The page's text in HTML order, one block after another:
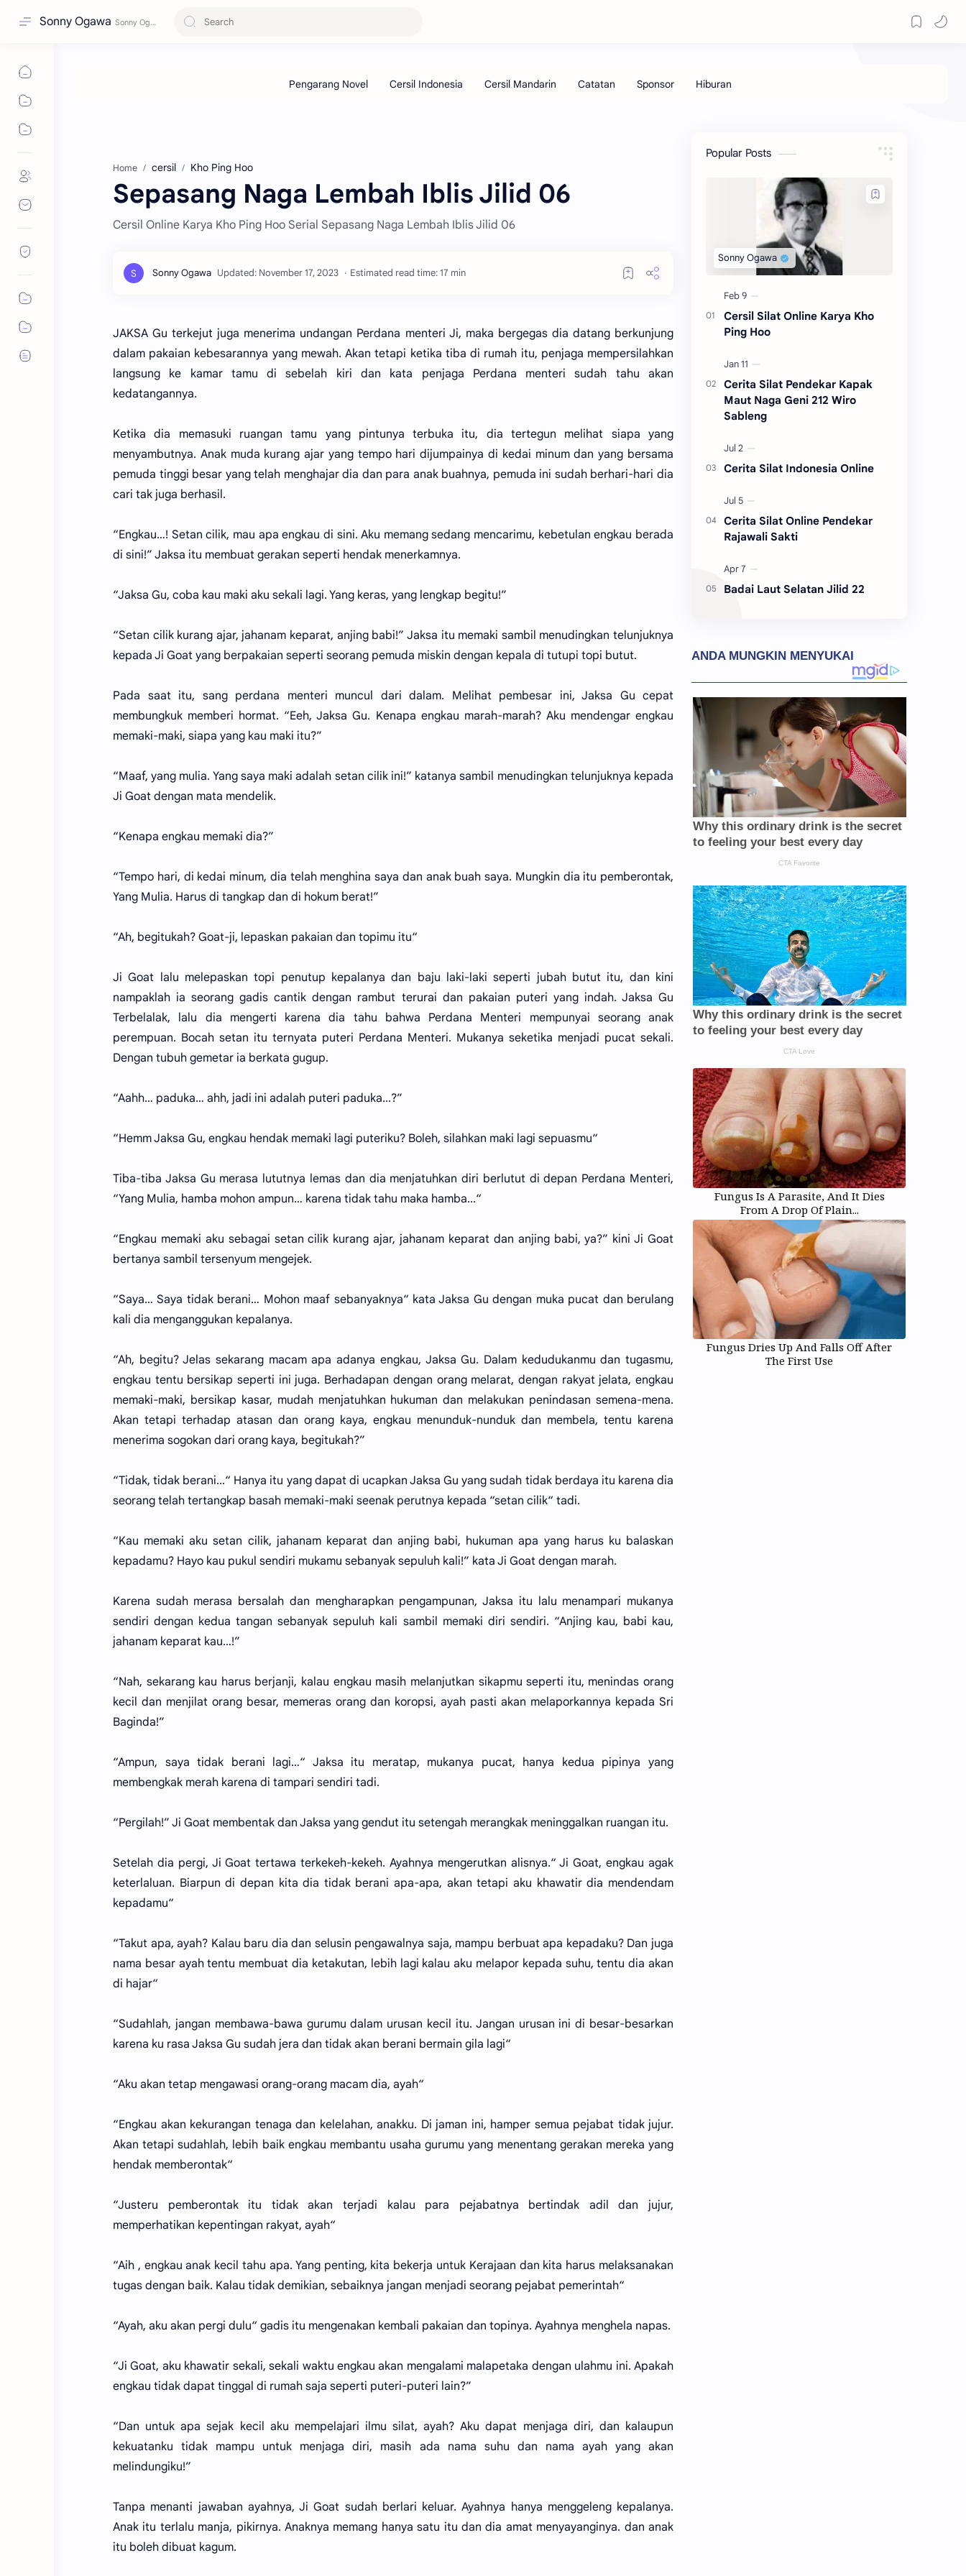
Sonny Ogawa
Home cersil Kho Ping Hoo
Sepasang Naga Lembah Iblis Jilid 06
Cersil Online Karya Kho Ping Hoo Serial Sepasang Naga Lembah Iblis Jilid 06
Estimated read time: 17 min
JAKSA Gu terkejut juga menerima undangan Perdana menteri Ji, maka bergegas dia datang berkunjung
dalam pakaian kebesarannya yang mewah. Akan tetapi ketika tiba di rumah itu, penjaga mempersilahkan
langsung ke kamar tamu di sebelah kiri dan kata penjaga Perdana menteri sudah tahu akan
kedatangannya.
Ketika dia memasuki ruangan tamu yang pintunya terbuka itu, dia tertegun melihat siapa yang
menyambutnya. Anak muda kurang ajar yang tempo hari dijumpainya di kedai minum dan yang bersama
pemuda tinggi besar yang telah menghajar dia dan para anak buahnya, pemuda ini sudah berhari-hari dia
cari tak juga berhasil.
“Engkau…! Setan cilik, mau apa engkau di sini. Aku memang sedang mencarimu, kebetulan engkau berada
di sini!” Jaksa itu membuat gerakan seperti hendak menerkamnya.
“Jaksa Gu, coba kau maki aku sekali lagi. Yang keras, yang lengkap begitu!”
“Setan cilik kurang ajar, jahanam keparat, anjing babi!” Jaksa itu memaki sambil menudingkan telunjuknya
kepada Ji Goat yang berpakaian seperti seorang pemuda miskin dengan kepala di tutupi topi butut.
Pada saat itu, sang perdana menteri muncul dari dalam. Melihat pembesar ini, Jaksa Gu cepat
membungkuk memberi hormat. “Eeh, Jaksa Gu. Kenapa engkau marah-marah? Aku mendengar engkau
memaki-maki, siapa yang kau maki itu?”
“Maaf, yang mulia. Yang saya maki adalah setan cilik ini!” katanya sambil menudingkan telunjuknya kepada
Ji Goat dengan mata mendelik.
“Kenapa engkau memaki dia?”
“Tempo hari, di kedai minum, dia telah menghina saya dan anak buah saya. Mungkin dia itu pemberontak,
Yang Mulia. Harus di tangkap dan di hokum berat!”
“Ah, begitukah? Goat-ji, lepaskan pakaian dan topimu itu“
Ji Goat lalu melepaskan topi penutup kepalanya dan baju laki-laki seperti jubah butut itu, dan kini
nampaklah ia seorang gadis cantik dengan rambut terurai dan pakaian puteri yang indah. Jaksa Gu
Terbelalak, lalu dia mengerti karena dia tahu bahwa Perdana Menteri mempunyai seorang anak
perempuan. Bocah setan itu ternyata puteri Perdana Menteri. Mukanya seketika menjadi pucat sekali.
Dengan tubuh gemetar ia berkata gugup.
“Aahh… paduka… ahh, jadi ini adalah puteri paduka...?”
“Hemm Jaksa Gu, engkau hendak memaki lagi puteriku? Boleh, silahkan maki lagi sepuasmu“
Tiba-tiba Jaksa Gu merasa lututnya lemas dan dia menjatuhkan diri berlutut di depan Perdana Menteri,
“Yang Mulia, hamba mohon ampun… karena tidak tahu maka hamba...“
“Engkau memaki aku sebagai setan cilik kurang ajar, jahanam keparat dan anjing babi, ya?” kini Ji Goat
bertanya sambil tersenyum mengejek.
“Saya… Saya tidak berani… Mohon maaf sebanyaknya“ kata Jaksa Gu dengan muka pucat dan berulang
kali dia menganggukan kepalanya.
“Ah, begitu? Jelas sekarang macam apa adanya engkau, Jaksa Gu. Dalam kedudukanmu dan tugasmu,
engkau tentu bersikap seperti ini juga. Berhadapan dengan orang melarat, dengan rakyat jelata, engkau
memaki-maki, bersikap kasar, mudah menjatuhkan hukuman dan melakukan penindasan semena-mena.
Akan tetapi terhadap atasan dan orang kaya, engkau menunduk-nunduk dan membela, tentu karena
menerima sogokan dari orang kaya, begitukah?”
“Tidak, tidak berani...“ Hanya itu yang dapat di ucapkan Jaksa Gu yang sudah tidak berdaya itu karena dia
seorang telah tertangkap basah memaki-maki seenak perutnya kepada “setan cilik“ tadi.
“Kau memaki aku setan cilik, jahanam keparat dan anjing babi, hukuman apa yang harus ku balaskan
kepadamu? Hayo kau pukul sendiri mukamu sebanyak sepuluh kali!” kata Ji Goat dengan marah.
Karena sudah merasa bersalah dan mengharapkan pengampunan, Jaksa itu lalu menampari mukanya
sendiri dengan kedua tangan sebanyak sepuluh kali sambil memaki diri sendiri. “Anjing kau, babi kau,
jahanam keparat kau…!”
“Nah, sekarang kau harus berjanji, kalau engkau masih melanjutkan sikapmu seperti itu, menindas orang
kecil dan menjilat orang besar, memeras orang dan koropsi, ayah pasti akan melaporkannya kepada Sri
Baginda!”
“Ampun, saya tidak berani lagi…“ Jaksa itu meratap, mukanya pucat, hanya kedua pipinya yang
membengkak merah karena di tampari sendiri tadi.
“Pergilah!” Ji Goat membentak dan Jaksa yang gendut itu setengah merangkak meninggalkan ruangan itu.
Setelah dia pergi, Ji Goat tertawa terkekeh-kekeh. Ayahnya mengerutkan alisnya.“ Ji Goat, engkau agak
keterlaluan. Biarpun di depan kita dia tidak berani apa-apa, akan tetapi aku khawatir dia mendendam
kepadamu“
“Takut apa, ayah? Kalau baru dia dan selusin pengawalnya saja, mampu berbuat apa kepadaku? Dan juga
nama besar ayah tentu membuat dia ketakutan, lebih lagi kalau aku melapor kepada suhu, tentu dia akan
di hajar“
“Sudahlah, jangan membawa-bawa gurumu dalam urusan kecil itu. Jangan urusan ini di besar-besarkan
karena ku rasa Jaksa Gu sudah jera dan tidak akan berani bermain gila lagi“
“Aku akan tetap mengawasi orang-orang macam dia, ayah“
“Engkau akan kekurangan tenaga dan kelelahan, anakku. Di jaman ini, hamper semua pejabat tidak jujur.
Akan tetapi sudahlah, lebih baik engkau membantu usaha gurumu yang menentang gerakan mereka yang
hendak memberontak“
“Justeru pemberontak itu tidak akan terjadi kalau para pejabatnya bertindak adil dan jujur,
memperhatikan kepentingan rakyat, ayah“
“Aih , engkau anak kecil tahu apa. Yang penting, kita bekerja untuk Kerajaan dan kita harus melaksanakan
tugas dengan baik. Kalau tidak demikian, sebaiknya jangan menjadi seorang pejabat pemerintah“
“Ayah, aku akan pergi dulu“ gadis itu mengenakan kembali pakaian dan topinya. Ayahnya menghela napas.
“Ji Goat, aku khawatir sekali, sekali waktu engkau akan mengalami malapetaka dengan ulahmu ini. Apakah
engkau tidak dapat tinggal di rumah saja seperti puteri-puteri lain?”
“Dan untuk apa sejak kecil aku mempelajari ilmu silat, ayah? Aku dapat menjaga diri, dan kalaupun
kekuatanku tidak mampu untuk menjaga diri, masih ada nama suhu dan nama ayah yang akan
melindungiku!”
Tanpa menanti jawaban ayahnya, Ji Goat sudah berlari keluar. Ayahnya hanya menggeleng kepalanya.
Anak itu terlalu manja, pikirnya. Anaknya memang hanya satu itu dan dia amat menyayanginya. dan anak
itu boleh dibuat kagum.
Popular Posts
Cersil Silat Online Karya Kho
Ping Hoo
Cerita Silat Pendekar Kapak
Maut Naga Geni 212 Wiro
Sableng
Cerita Silat Indonesia Online
Cerita Silat Online Pendekar
Rajawali Sakti
Badai Laut Selatan Jilid 22
Fungus Is A Parasite, And It Dies
From A Drop Of Plain...
Fungus Dries Up And Falls Off After
The First Use